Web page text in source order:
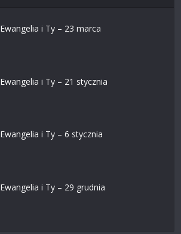
Ewangelia i Ty – 23 marca
Ewangelia i Ty – 21 stycznia
Ewangelia i Ty – 6 stycznia
Ewangelia i Ty – 29 grudnia